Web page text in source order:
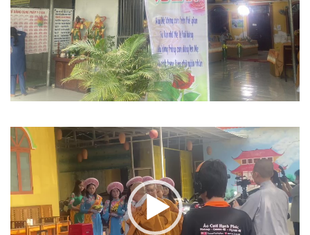
Trình
chơi
Video